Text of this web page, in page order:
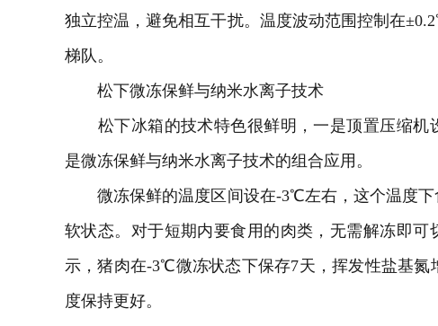
独立控温，避免相互干扰。温度波动范围控制在
梯队。
松下微冻保鲜与纳米水离子技术
松下冰箱的技术特色很鲜明，一是顶置压缩机
是微冻保鲜与纳米水离子技术的组合应用。
微冻保鲜的温度区间设在-3℃左右，这个温度下
软状态。对于短期内要食用的肉类，无需解冻即可
示，猪肉在-3℃微冻状态下保存7天，挥发性盐基
度保持更好。